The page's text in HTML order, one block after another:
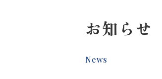
お知らせ
News